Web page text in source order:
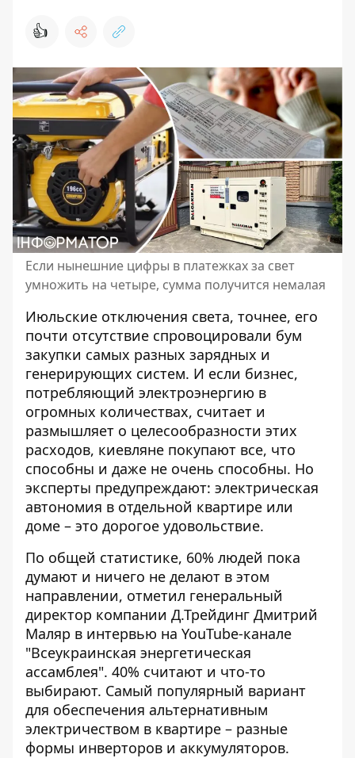
👍
Если нынешние цифры в платежках за свет
умножить на четыре, сумма получится немалая
Июльские отключения света, точнее, его
почти отсутствие спровоцировали бум
закупки самых разных зарядных и
генерирующих систем. И если бизнес,
потребляющий электроэнергию в
огромных количествах, считает и
размышляет о целесообразности этих
расходов, киевляне покупают все, что
способны и даже не очень способны. Но
эксперты предупреждают: электрическая
автономия в отдельной квартире или
доме – это дорогое удовольствие.
По общей статистике, 60% людей пока
думают и ничего не делают в этом
направлении, отметил генеральный
директор компании Д.Трейдинг Дмитрий
Маляр в интервью на YouTube-канале
"Всеукраинская энергетическая
ассамблея". 40% считают и что-то
выбирают. Самый популярный вариант
для обеспечения альтернативным
электричеством в квартире – разные
формы инверторов и аккумуляторов.